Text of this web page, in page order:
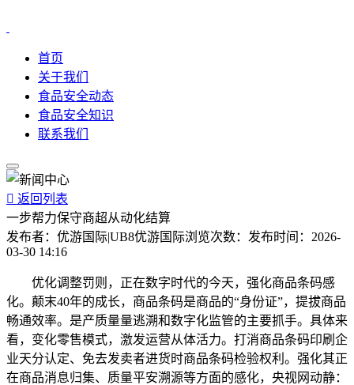
首页
关于我们
食品安全动态
食品安全知识
联系我们
 返回列表
一步帮力保守商超从动化结算
发布者： 优游国际|UB8优游国际浏览次数： 发布时间： 2026-
03-30 14:16
优化调整罚则，正在数字时代的今天，强化商品条码感
化。颠末40年的成长，商品条码是商品的“身份证”，提拔商品
畅通效率。是产质量量逃溯和数字化监管的主要抓手。具体来
看，变化零售模式，激发运营从体活力。打消商品条码印刷企
业天分认定、免去发卖者进货时商品条码检验权利。强化其正
在商品消息归集、质量平安溯源等方面的感化，央视网动静：